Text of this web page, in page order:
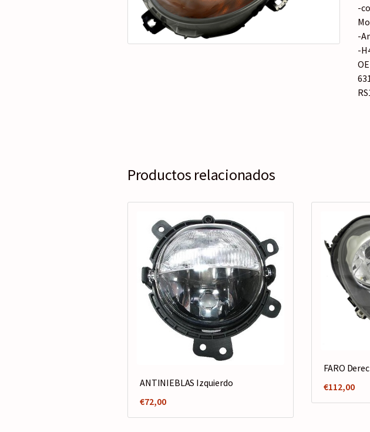
-
-
-
Productos relacionados
ANTINIEBLAS Izquierdo
€72,00
FARO
€112,00